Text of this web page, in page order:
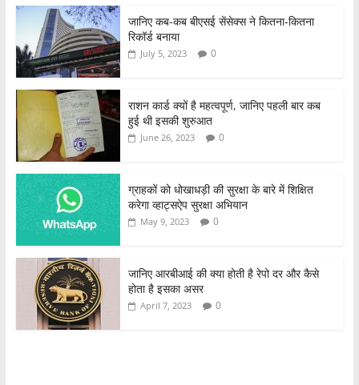
जानिए कब-कब बीएसई सेंसेक्स ने कितना-कितना
रिकॉर्ड बनाया
July 5, 2023 0
राशन कार्ड क्यों है महत्वपूर्ण, जानिए पहली बार कब
हुई थी इसकी शुरुआत
June 26, 2023 0
ग्राहकों को धोखाधड़ी की सुरक्षा के बारे में शिक्षित
करेगा व्हाट्सऐप सुरक्षा अभियान
May 9, 2023 0
जानिए आरबीआई की क्या होती है रेपो दर और कैसे
होता है इसका असर
April 7, 2023 0